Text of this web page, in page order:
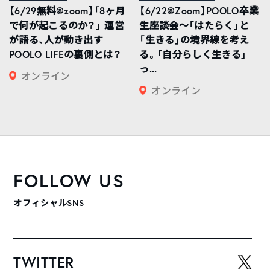
【6/29無料@zoom】「8ヶ月
で何が起こるのか？」 運営
が語る、人が動き出す
POOLO LIFEの裏側とは？
オンライン
【6/22@Zoom】POOLO卒業
生座談会〜「はたらく」と
「生きる」の境界線を考え
る。「自分らしく生きる」
っ...
オンライン
FOLLOW US
オフィシャルSNS
TWITTER